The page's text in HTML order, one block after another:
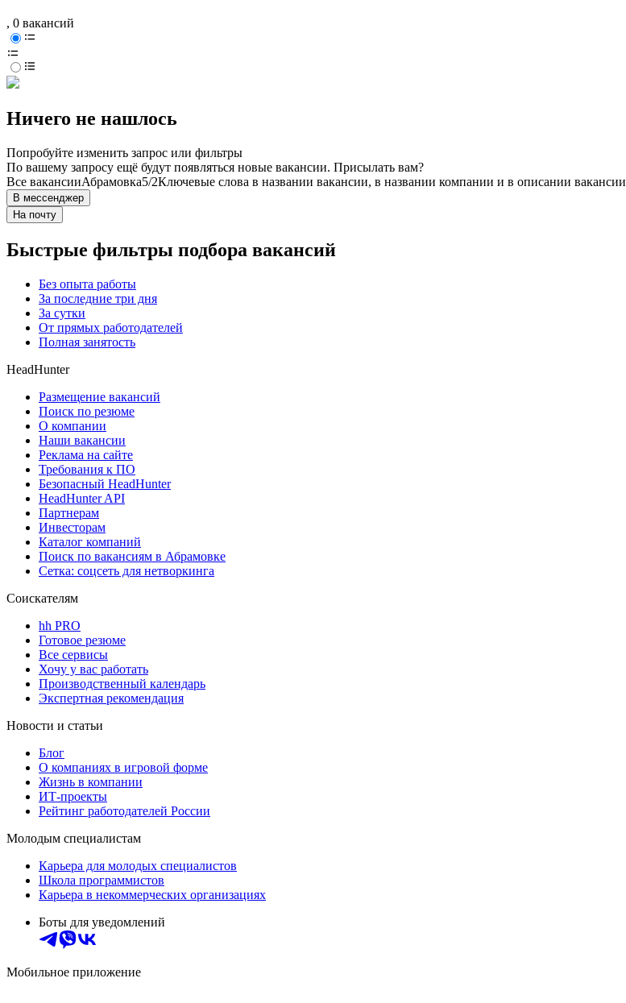
, 0 вакансий
Ничего не нашлось
Попробуйте изменить запрос или фильтры
По вашему запросу ещё будут появляться новые вакансии. Присылать вам?
Все вакансииАбрамовка5/2Ключевые слова в названии вакансии, в названии компании и в описании вакансии
В мессенджер
На почту
Быстрые фильтры подбора вакансий
Без опыта работы
За последние три дня
За сутки
От прямых работодателей
Полная занятость
HeadHunter
Размещение вакансий
Поиск по резюме
О компании
Наши вакансии
Реклама на сайте
Требования к ПО
Безопасный HeadHunter
HeadHunter API
Партнерам
Инвесторам
Каталог компаний
Поиск по вакансиям в Абрамовке
Сетка: соцсеть для нетворкинга
Соискателям
hh PRO
Готовое резюме
Все сервисы
Хочу у вас работать
Производственный календарь
Экспертная рекомендация
Новости и статьи
Блог
О компаниях в игровой форме
Жизнь в компании
ИТ-проекты
Рейтинг работодателей России
Молодым специалистам
Карьера для молодых специалистов
Школа программистов
Карьера в некоммерческих организациях
Боты для уведомлений
Мобильное приложение